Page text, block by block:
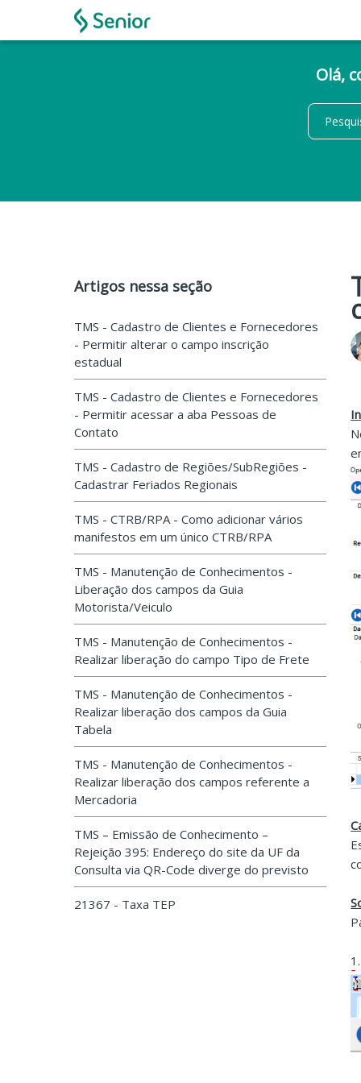
Olá,
Artigos nessa seção
TMS - Cadastro de Clientes e Fornecedores
- Permitir alterar o campo inscrição
estadual
TMS - Cadastro de Clientes e Fornecedores
- Permitir acessar a aba Pessoas de
Contato
TMS - Cadastro de Regiões/SubRegiões -
Cadastrar Feriados Regionais
TMS - CTRB/RPA - Como adicionar vários
manifestos em um único CTRB/RPA
TMS - Manutenção de Conhecimentos -
Liberação dos campos da Guia
Motorista/Veiculo
TMS - Manutenção de Conhecimentos -
Realizar liberação do campo Tipo de Frete
TMS - Manutenção de Conhecimentos -
Realizar liberação dos campos da Guia
Tabela
TMS - Manutenção de Conhecimentos -
Realizar liberação dos campos referente a
Mercadoria
TMS – Emissão de Conhecimento –
Rejeição 395: Endereço do site da UF da
Consulta via QR-Code diverge do previsto
21367 - Taxa TEP